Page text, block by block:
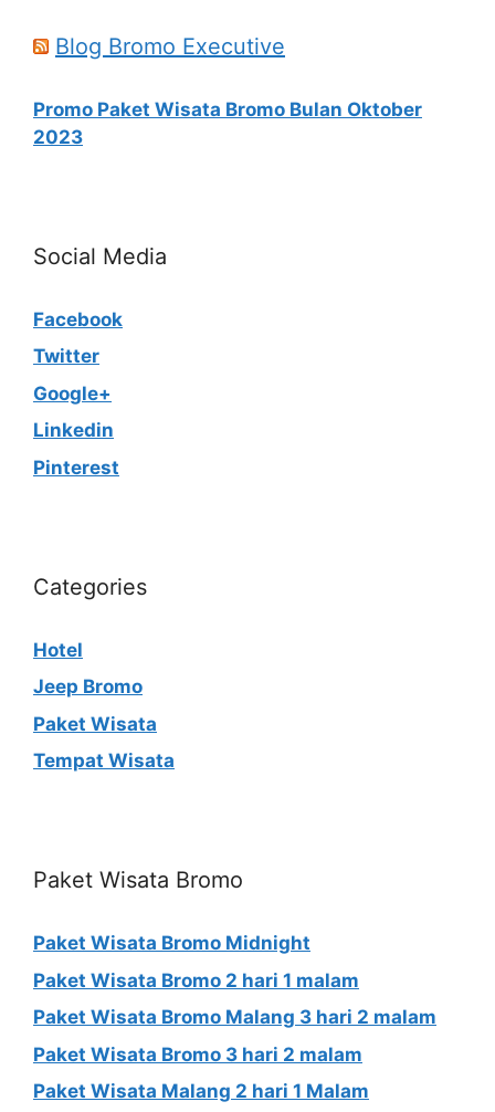
Blog Bromo Executive
Promo Paket Wisata Bromo Bulan Oktober
2023
Social Media
Facebook
Twitter
Google+
Linkedin
Pinterest
Categories
Hotel
Jeep Bromo
Paket Wisata
Tempat Wisata
Paket Wisata Bromo
Paket Wisata Bromo Midnight
Paket Wisata Bromo 2 hari 1 malam
Paket Wisata Bromo Malang 3 hari 2 malam
Paket Wisata Bromo 3 hari 2 malam
Paket Wisata Malang 2 hari 1 Malam